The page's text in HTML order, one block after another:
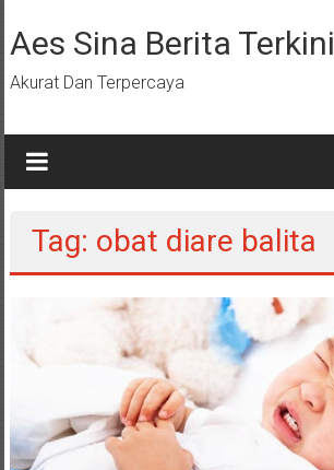
ke
konten
Aes Sina Berita Terkini
Akurat Dan Terpercaya
Tag: obat diare balita